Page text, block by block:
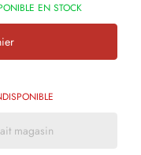
EN STOCK
magasin